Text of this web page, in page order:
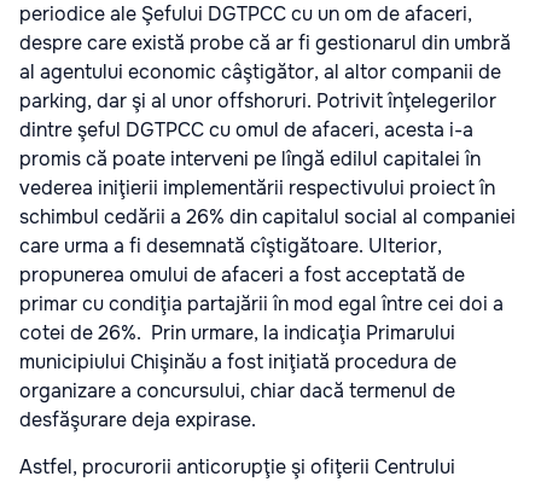
periodice ale Şefului DGTPCC cu un om de afaceri,
despre care există probe că ar fi gestionarul din umbră
al agentului economic câştigător, al altor companii de
parking, dar şi al unor offshoruri. Potrivit înţelegerilor
dintre şeful DGTPCC cu omul de afaceri, acesta i-a
promis că poate interveni pe lîngă edilul capitalei în
vederea iniţierii implementării respectivului proiect în
schimbul cedării a 26% din capitalul social al companiei
care urma a fi desemnată cîştigătoare. Ulterior,
propunerea omului de afaceri a fost acceptată de
primar cu condiţia partajării în mod egal între cei doi a
cotei de 26%. Prin urmare, la indicaţia Primarului
municipiului Chişinău a fost iniţiată procedura de
organizare a concursului, chiar dacă termenul de
desfăşurare deja expirase.
Astfel, procurorii anticorupţie şi ofiţerii Centrului